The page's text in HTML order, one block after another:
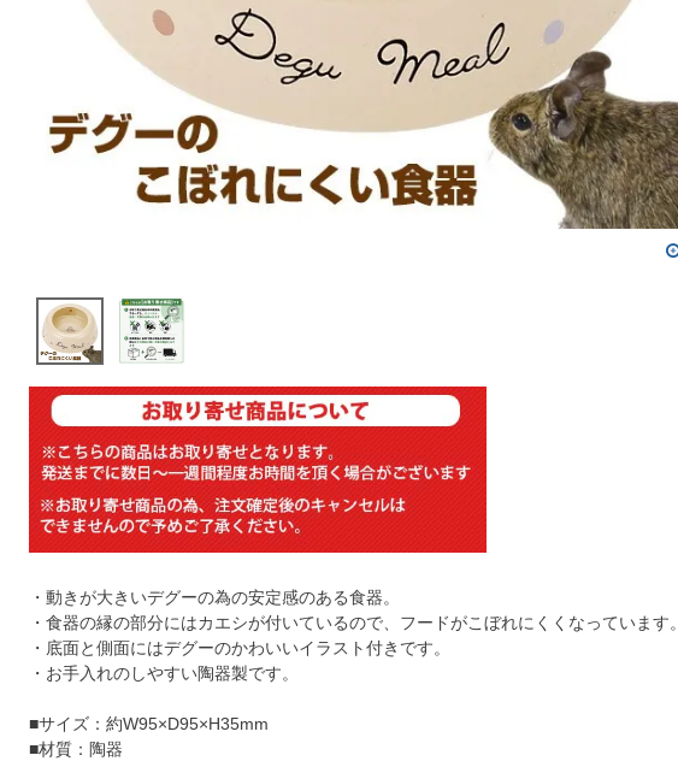
・動きが大きいデグーの為の安定感のある食器。
・食器の縁の部分にはカエシが付いているので、フードがこぼれにくくなっています。
・底面と側面にはデグーのかわいいイラスト付きです。
・お手入れのしやすい陶器製です。
■サイズ：約W95×D95×H35mm
■材質：陶器